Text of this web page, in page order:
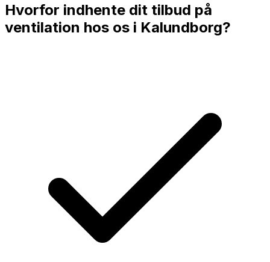
Hvorfor indhente dit tilbud på
ventilation hos os i Kalundborg?